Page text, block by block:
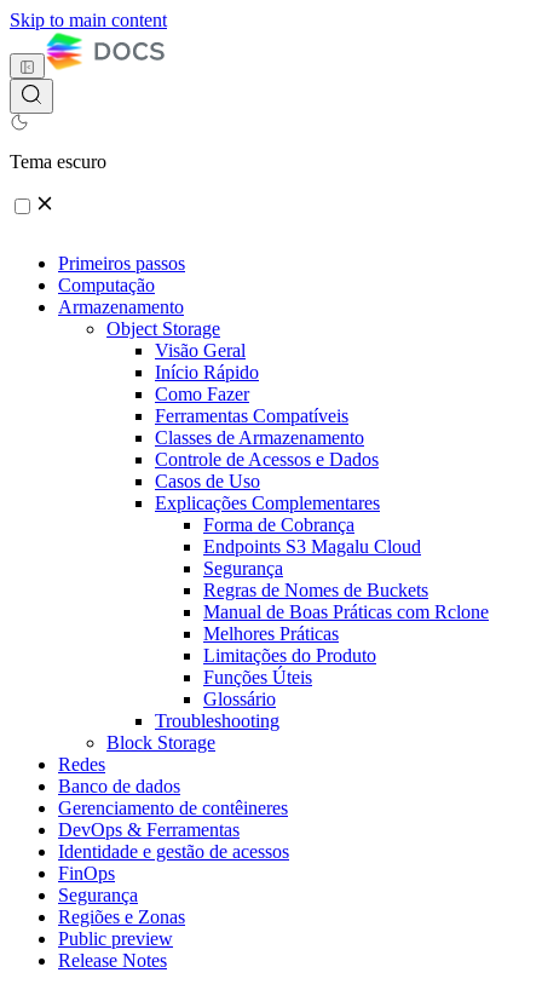
Skip to main content
Tema escuro
Primeiros passos
Computação
Armazenamento
Object Storage
Visão Geral
Início Rápido
Como Fazer
Ferramentas Compatíveis
Classes de Armazenamento
Controle de Acessos e Dados
Casos de Uso
Explicações Complementares
Forma de Cobrança
Endpoints S3 Magalu Cloud
Segurança
Regras de Nomes de Buckets
Manual de Boas Práticas com Rclone
Melhores Práticas
Limitações do Produto
Funções Úteis
Glossário
Troubleshooting
Block Storage
Redes
Banco de dados
Gerenciamento de contêineres
DevOps & Ferramentas
Identidade e gestão de acessos
FinOps
Segurança
Regiões e Zonas
Public preview
Release Notes